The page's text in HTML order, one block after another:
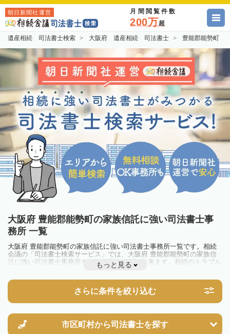
朝日新聞社運営 月間閲覧件数
200万超
遺産相続 司法書士検索 大阪府 遺産相続 司法書士 豊能郡能勢町
大阪府 豊能郡能勢町の家族信託に強い司法書士事
務所 一覧
大阪府 豊能郡能勢町の家族信託に強い司法書士事務所一覧です。相続
会議の「司法書士検索サービス」では、大阪府 豊能郡能勢町の家族信
託に強い司法書士事務所を一覧で見ることが出来ます。相続のトラブル
やお悩みを抱えている方は一度近隣の司法書士に相談してみましょう。
もっと見る
さらに条件を絞り込む
市区町村から司法書士を探す